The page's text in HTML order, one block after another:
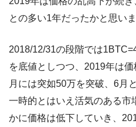
との多い1年だったかと思いま
2018/12/31の段階では
を底値としつつ、2019年は
月には突如50万を突破、6月
一時的とはいえ活気のある市
かに価格は低下していき、